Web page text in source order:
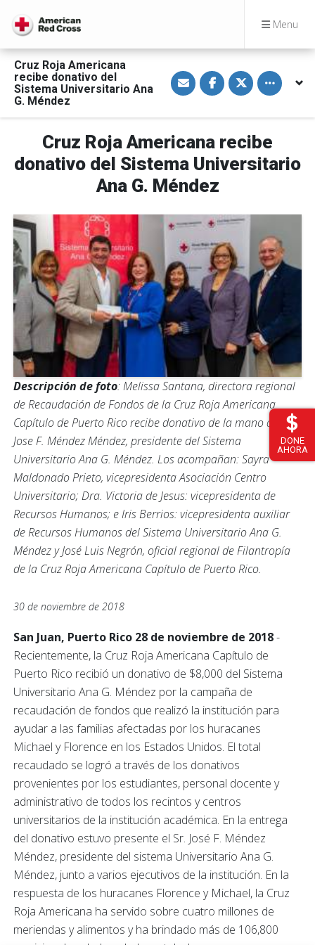
Menu
DONE
AHORA
Cruz Roja Americana
recibe donativo del
Sistema Universitario Ana
G. Méndez
S
h
a
a
E
m
a
i
l
S
h
a
F
a
c
e
b
o
S
h
a
T
w
i
t
Toggle
Cruz Roja Americana recibe
donativo del Sistema Universitario
Ana G. Méndez
Descripción de foto: Melissa Santana, directora regional
de Recaudación de Fondos de la Cruz Roja Americana
Capítulo de Puerto Rico recibe donativo de la mano del Sr.
Jose F. Méndez Méndez, presidente del Sistema
Universitario Ana G. Méndez. Los acompañan: Sayra
Maldonado Prieto, vicepresidenta Asociación Centro
Universitario; Dra. Victoria de Jesus: vicepresidenta de
Recursos Humanos; e Iris Berrios: vicepresidenta auxiliar
de Recursos Humanos del Sistema Universitario Ana G.
Méndez y José Luis Negrón, oficial regional de Filantropía
de la Cruz Roja Americana Capítulo de Puerto Rico.
30 de noviembre de 2018
San Juan, Puerto Rico 28 de noviembre de 2018-
Recientemente, la Cruz Roja Americana Capítulo de
Puerto Rico recibió un donativo de $8,000 del Sistema
Universitario Ana G. Méndez por la campaña de
recaudación de fondos que realizó la institución para
ayudar a las familias afectadas por los huracanes
Michael y Florence en los Estados Unidos. El total
recaudado se logró a través de los donativos
provenientes por los estudiantes, personal docente y
administrativo de todos los recintos y centros
universitarios de la institución académica. En la entrega
del donativo estuvo presente el Sr. José F. Méndez
Méndez, presidente del sistema Universitario Ana G.
Méndez, junto a varios ejecutivos de la institución. En la
respuesta de los huracanes Florence y Michael, la Cruz
Roja Americana ha servido sobre cuatro millones de
meriendas y alimentos y ha brindado más de 106,800